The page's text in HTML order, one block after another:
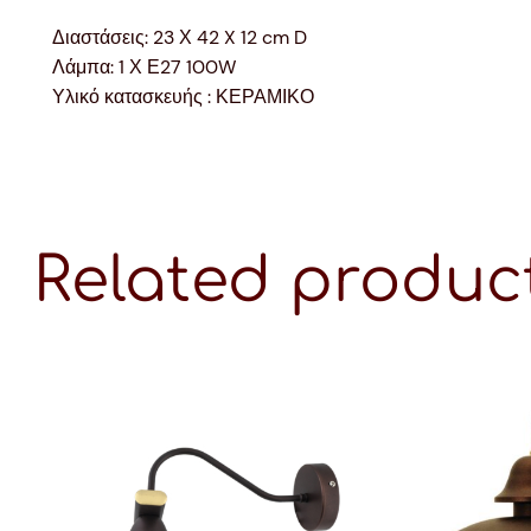
Διαστάσεις: 23 Χ 42 X 12 cm D
Λάμπα: 1 Χ Ε27 100W
Υλικό κατασκευής : ΚΕΡΑΜΙΚΟ
Related